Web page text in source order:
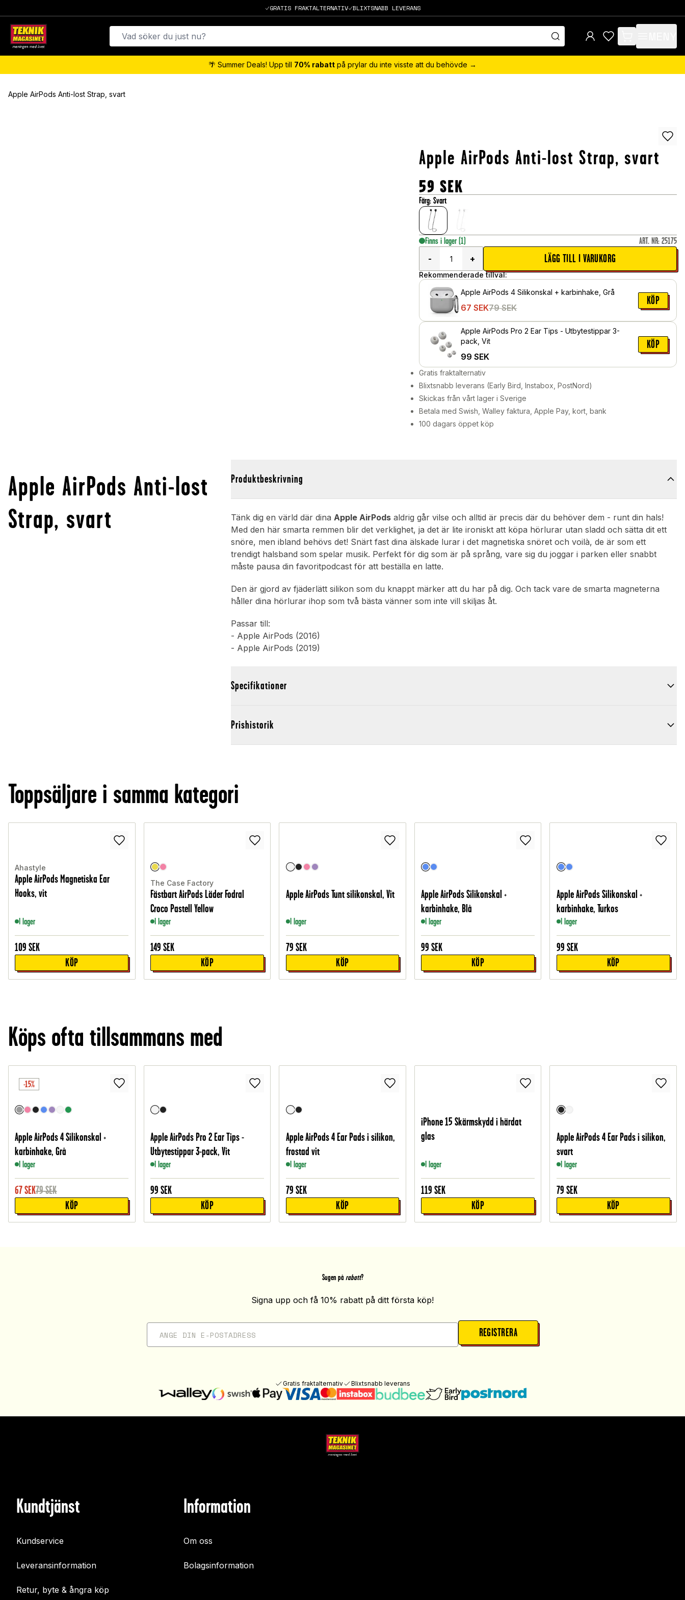
GRATIS FRAKTALTERNATIV BLIXTSNABB LEVERANS
items in cart, view
🌴 Summer Deals! Upp till 70% rabatt på prylar du inte visste att du behövde →
Apple AirPods Anti-lost Strap, svart
Apple AirPods Anti-lost Strap, svart
59 SEK
Färg:Svart
Finns i lager (1) ART. NR: 25175
-
+ LÄGG TILL I VARUKORG
Rekommenderade tillval:
Apple AirPods 4 Silikonskal + karbinhake, Grå
67 SEK79 SEK
KÖP
Apple AirPods Pro 2 Ear Tips - Utbytestippar 3-
pack, Vit
99 SEK
KÖP
Gratis fraktalternativ
Blixtsnabb leverans (Early Bird, Instabox, PostNord)
Skickas från vårt lager i Sverige
Betala med Swish, Walley faktura, Apple Pay, kort, bank
100 dagars öppet köp
Apple AirPods Anti-lost
Strap, svart
Produktbeskrivning
Tänk dig en värld där dinaApple AirPods aldrig går vilse och alltid är precis där du behöver dem - runt din hals!
Med den här smarta remmen blir det verklighet, ja det är lite ironiskt att köpa hörlurar utan sladd och sätta dit ett
snöre, men ibland behövs det! Snärt fast dina älskade lurar i det magnetiska snöret och voilà, de är som ett
trendigt halsband som spelar musik. Perfekt för dig som är på språng, vare sig du joggar i parken eller snabbt
måste pausa din favoritpodcast för att beställa en latte.
Den är gjord av fjäderlätt silikon som du knappt märker att du har på dig. Och tack vare de smarta magneterna
håller dina hörlurar ihop som två bästa vänner som inte vill skiljas åt.
Passar till:
- Apple AirPods (2016)
- Apple AirPods (2019)
Specifikationer
Prishistorik
Toppsäljare i samma kategori
Ahastyle
Apple AirPods Magnetiska Ear
Hooks, vit
I lager
109 SEK
KÖP
The Case Factory
Fästbart AirPods Läder Fodral
Croco Pastell Yellow
I lager
149 SEK
KÖP
Apple AirPods Tunt silikonskal, Vit
I lager
79 SEK
KÖP
Apple AirPods Silikonskal +
karbinhake, Blå
I lager
99 SEK
KÖP
Apple AirPods Silikonskal +
karbinhake, Turkos
I lager
99 SEK
KÖP
Köps ofta tillsammans med
-15%
Apple AirPods 4 Silikonskal +
karbinhake, Grå
I lager
67SEK79SEK
KÖP
Apple AirPods Pro 2 Ear Tips -
Utbytestippar 3-pack, Vit
I lager
99 SEK
KÖP
Apple AirPods 4 Ear Pads i silikon,
frostad vit
I lager
79 SEK
KÖP
iPhone 15 Skärmskydd i härdat
glas
I lager
119 SEK
KÖP
Apple AirPods 4 Ear Pads i silikon,
svart
I lager
79 SEK
KÖP
Sugen på rabatt?
Signa upp och få 10% rabatt på ditt första köp!
REGISTRERA
Gratis fraktalternativ Blixtsnabb leverans
Kundtjänst
Kundservice
Leveransinformation
Retur, byte & ångra köp
Information
Om oss
Bolagsinformation